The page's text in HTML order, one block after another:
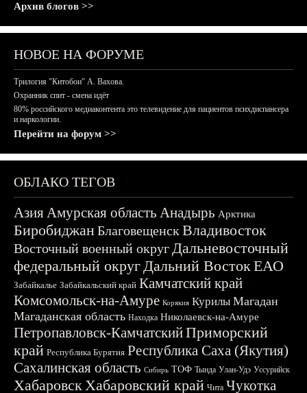
Архив блогов >>
НОВОЕ НА ФОРУМЕ
Трилогия "Китобои" А. Вахова.
Охранник спит - смена идёт
80% российского медиаконтента это телевидение для пациентов психдиспансера
и наркологии.
Перейти на форум >>
ОБЛАКО ТЕГОВ
АзияАмурская область Анадырь Арктика
БиробиджанБлаговещенскВладивосток
Восточный военный округДальневосточный
федеральный округДальний ВостокЕАО
Забайкалье Забайкальский край Камчатский край
Комсомольск-на-Амуре Корякия Курилы Магадан
Магаданская область Находка Николаевск-на-Амуре
Петропавловск-КамчатскийПриморский
край Республика Бурятия Республика Саха (Якутия)
Сахалинская область Сибирь ТОФ Тында Улан-Удэ Уссурийск
ХабаровскХабаровский край Чита Чукотка